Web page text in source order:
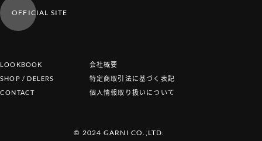
OFFICIAL SITE
LOOKBOOK
SHOP / DELERS
CONTACT
会社概要
特定商取引法に基づく表記
個人情報取り扱いについて
© 2024 GARNI CO.,LTD.